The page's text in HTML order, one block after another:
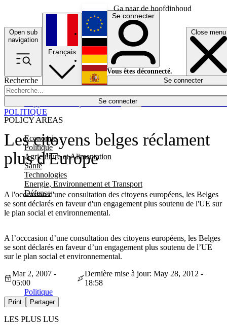
Ga naar de hoofdinhoud
Open sub
navigation
Close menu
Recherche
Se connecter
POLICY AREAS
Economie
Politique
Agriculture et Alimentation
Santé
Technologies
Energie, Environnement et Transport
Défense
Économie
Français
English
Deutsch
Español
Se connecter
Vous êtes déconnecté.
Se connecter
Les citoyens belges réclament
plus d'Europe
A l'occcasion d'une consultation des citoyens européens, les Belges
se sont déclarés en faveur d'un engagement plus soutenu de l'UE sur
le plan social et environnemental.
POLITIQUE
A l’occcasion d’une consultation des citoyens européens, les Belges
se sont déclarés en faveur d’un engagement plus soutenu de l’UE
sur le plan social et environnemental.
Mar 2, 2007 -
05:00
Dernière mise à jour: May 28, 2012 -
18:58
Politique
Print Partager
LES PLUS LUS